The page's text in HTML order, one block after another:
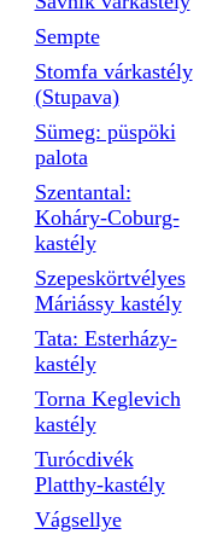
Sempte
Stomfa várkastély
(Stupava)
Sümeg: püspöki
palota
Szentantal:
Koháry-Coburg-
kastély
Szepeskörtvélyes
Máriássy kastély
Tata: Esterházy-
kastély
Torna Keglevich
kastély
Turócdivék
Platthy-kastély
Vágsellye